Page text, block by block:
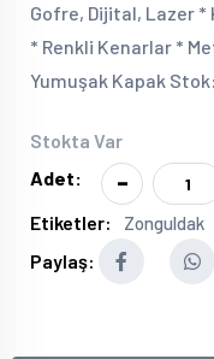
Gofre, Dijital, Lazer *
* Renkli Kenarlar *
Yumuşak Kapak
Stokta Var
Adet:
-
Etiketler: Zonguldak
Paylaş: